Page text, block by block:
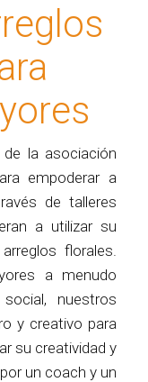
la asociación
empoderar a
de talleres
a utilizar su
florales.
a menudo
nuestros
y creativo para
su creatividad y
un coach y un